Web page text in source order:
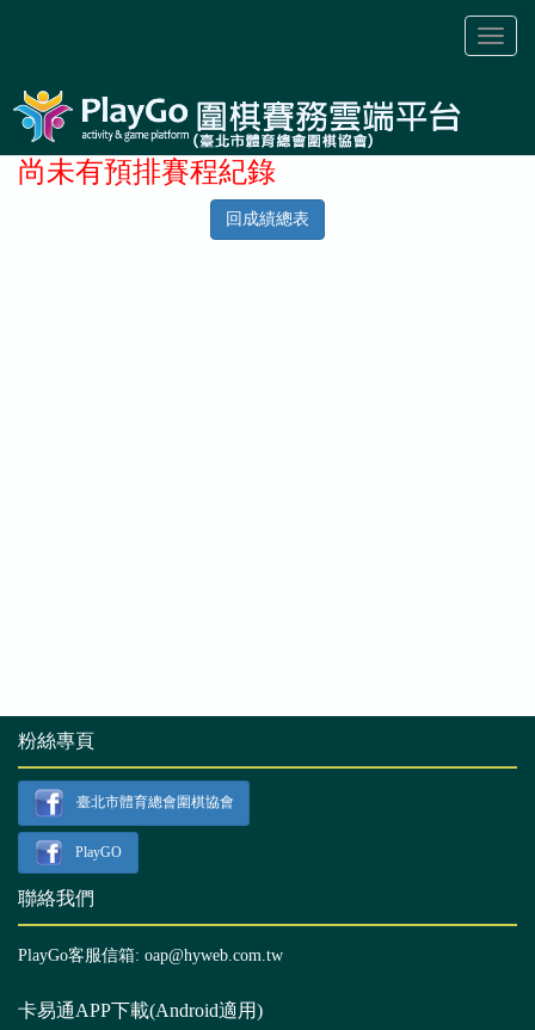
Toggle
尚未有預排賽程紀錄
回成績總表
粉絲專頁
臺北市體育總會圍棋協會
PlayGO
聯絡我們
PlayGo客服信箱: oap@hyweb.com.tw
卡易通APP下載(Android適用)